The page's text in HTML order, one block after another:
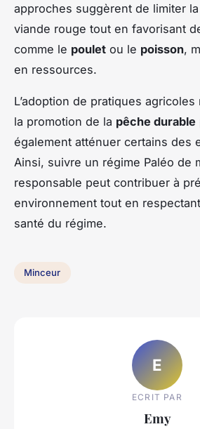
approches suggèrent de limiter
viande rouge tout en favorisant
comme le poulet ou le poisson,
en ressources.
L’adoption de pratiques
la promotion de la pêche durable
également atténuer certains des
Ainsi, suivre un régime Paléo de
responsable peut contribuer à
environnement tout en
santé du régime.
Minceur
E
ECRIT PAR
Emy